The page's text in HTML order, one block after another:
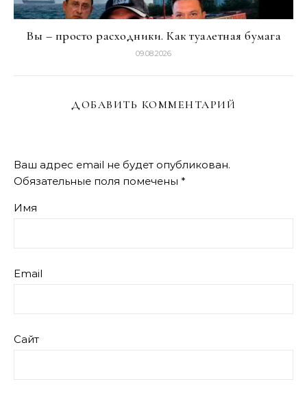
Вы – просто расходники. Как туалетная бумага
09.08.2026
ДОБАВИТЬ КОММЕНТАРИЙ
Ваш адрес email не будет опубликован.
Обязательные поля помечены *
Имя
Email
Сайт